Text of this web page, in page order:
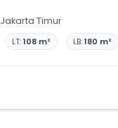
Jakarta Timur
LT:108 m² LB:180 m²